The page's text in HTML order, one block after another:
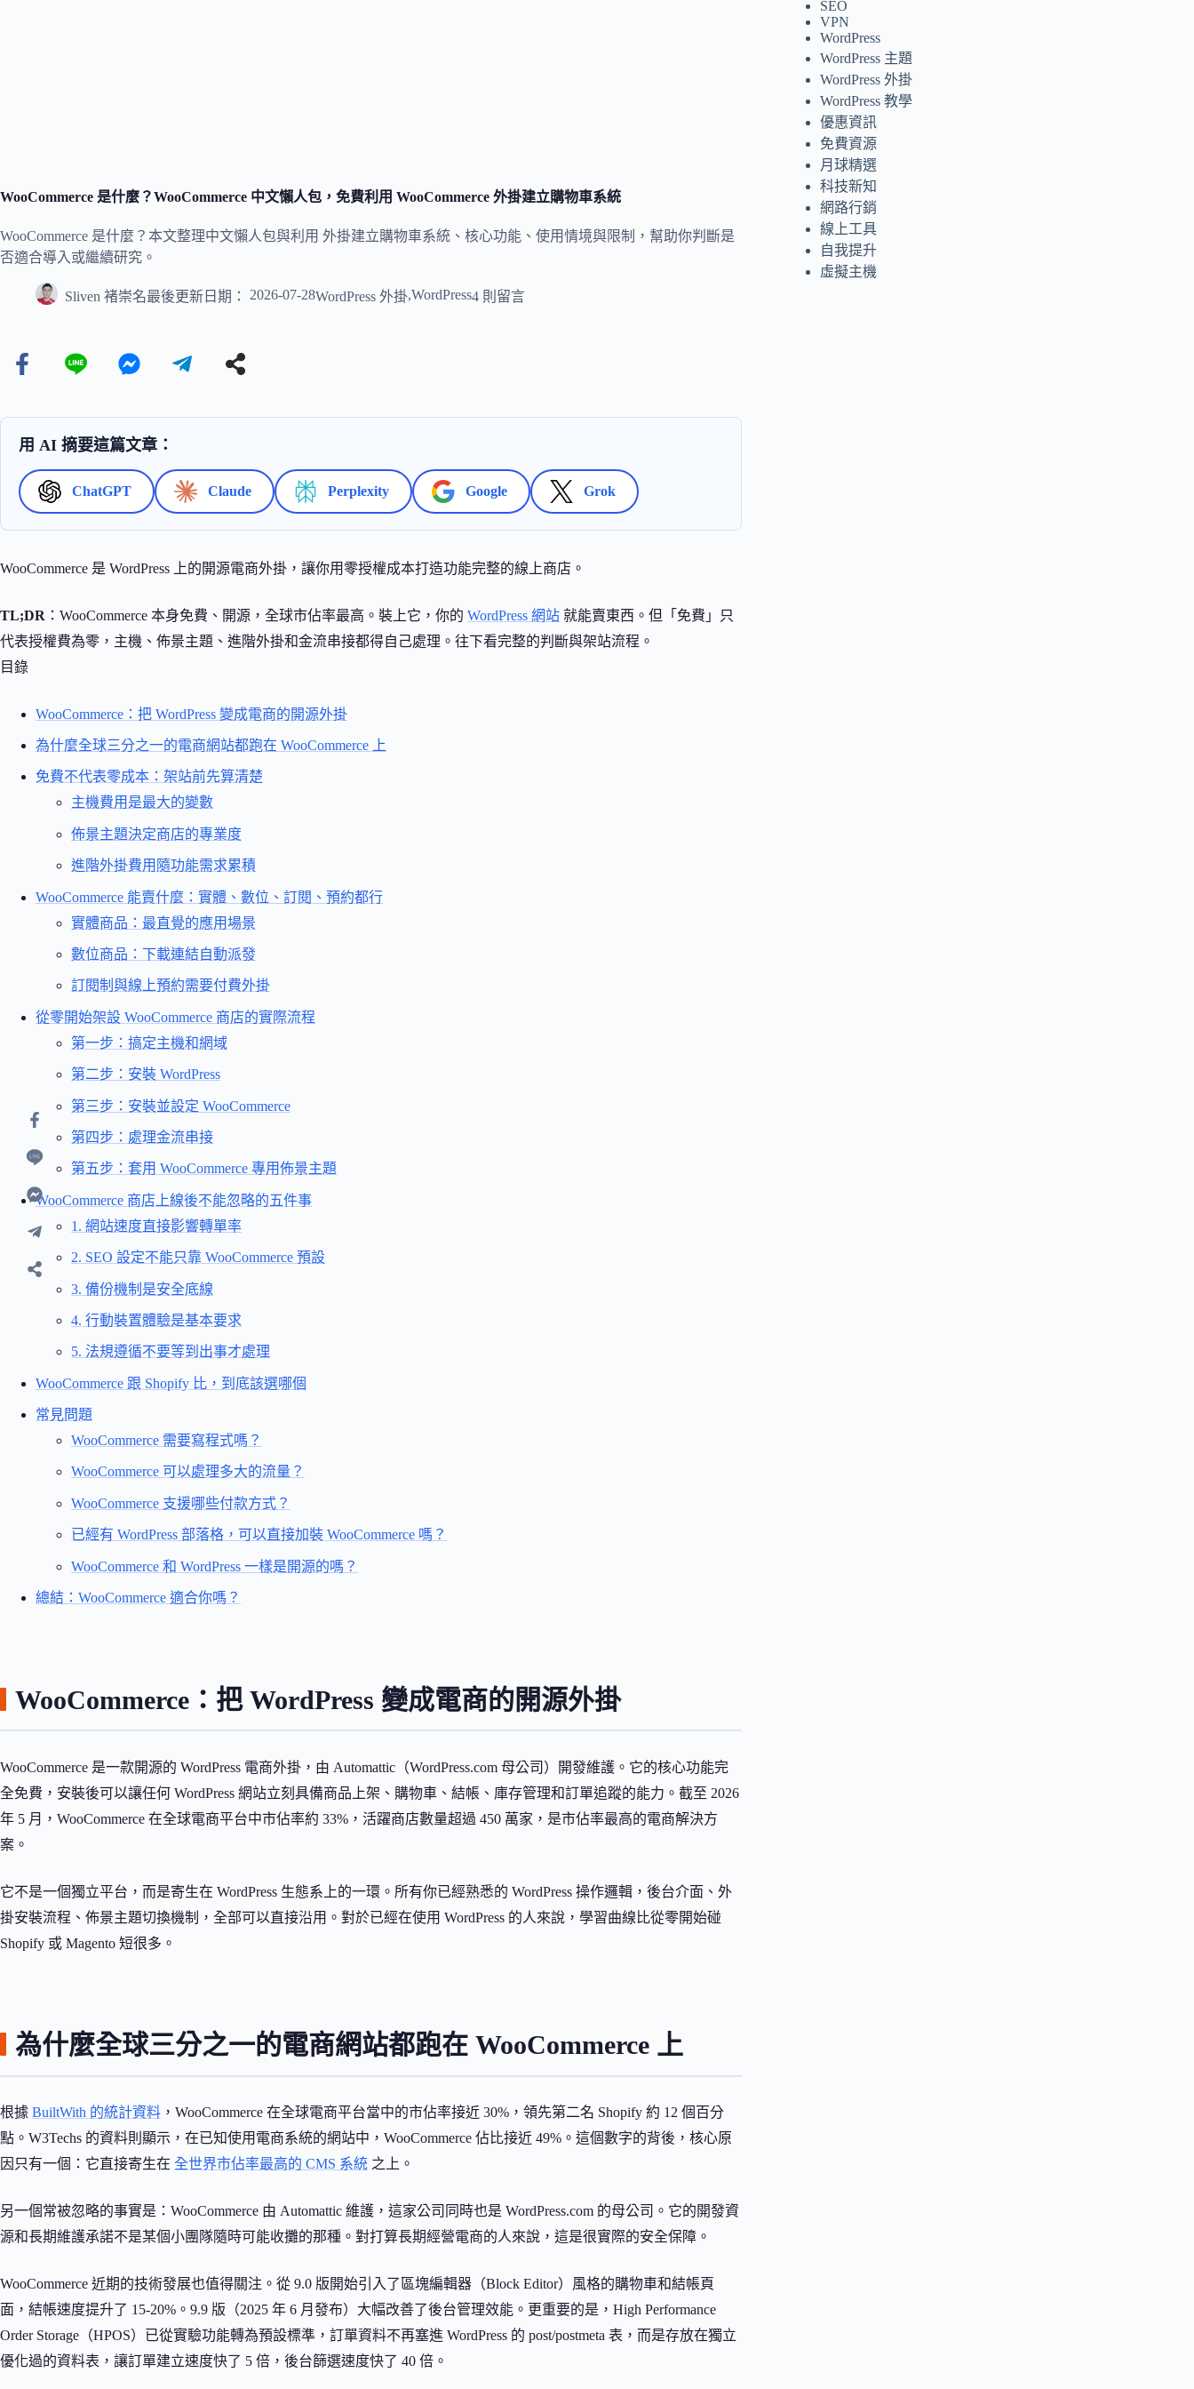
WooCommerce 是什麼？WooCommerce 中文懶人包，免費利用 WooCommerce 外掛建立購物車系統
WooCommerce 是什麼？本文整理中文懶人包與利用 外掛建立購物車系統、核心功能、使用情境與限制，幫助你判斷是
否適合導入或繼續研究。
Sliven 褚崇名最後更新日期： 2026-07-28WordPress 外掛,WordPress4 則留言
用 AI 摘要這篇文章：
ChatGPT Claude Perplexity Google Grok
WooCommerce 是 WordPress 上的開源電商外掛，讓你用零授權成本打造功能完整的線上商店。
TL;DR ：WooCommerce 本身免費、開源，全球市佔率最高。裝上它，你的 WordPress 網站 就能賣東西。但「免費」只
代表授權費為零，主機、佈景主題、進階外掛和金流串接都得自己處理。往下看完整的判斷與架站流程。
目錄
WooCommerce：把 WordPress 變成電商的開源外掛
為什麼全球三分之一的電商網站都跑在 WooCommerce 上
免費不代表零成本：架站前先算清楚
主機費用是最大的變數
佈景主題決定商店的專業度
進階外掛費用隨功能需求累積
WooCommerce 能賣什麼：實體、數位、訂閱、預約都行
實體商品：最直覺的應用場景
數位商品：下載連結自動派發
訂閱制與線上預約需要付費外掛
從零開始架設 WooCommerce 商店的實際流程
第一步：搞定主機和網域
第二步：安裝 WordPress
第三步：安裝並設定 WooCommerce
第四步：處理金流串接
第五步：套用 WooCommerce 專用佈景主題
WooCommerce 商店上線後不能忽略的五件事
1. 網站速度直接影響轉單率
2. SEO 設定不能只靠 WooCommerce 預設
3. 備份機制是安全底線
4. 行動裝置體驗是基本要求
5. 法規遵循不要等到出事才處理
WooCommerce 跟 Shopify 比，到底該選哪個
常見問題
WooCommerce 需要寫程式嗎？
WooCommerce 可以處理多大的流量？
WooCommerce 支援哪些付款方式？
已經有 WordPress 部落格，可以直接加裝 WooCommerce 嗎？
WooCommerce 和 WordPress 一樣是開源的嗎？
總結：WooCommerce 適合你嗎？
WooCommerce：把 WordPress 變成電商的開源外掛
WooCommerce 是一款開源的 WordPress 電商外掛，由 Automattic（WordPress.com 母公司）開發維護。它的核心功能完
全免費，安裝後可以讓任何 WordPress 網站立刻具備商品上架、購物車、結帳、庫存管理和訂單追蹤的能力。截至 2026
年 5 月，WooCommerce 在全球電商平台中市佔率約 33%，活躍商店數量超過 450 萬家，是市佔率最高的電商解決方
案。
它不是一個獨立平台，而是寄生在 WordPress 生態系上的一環。所有你已經熟悉的 WordPress 操作邏輯，後台介面、外
掛安裝流程、佈景主題切換機制，全部可以直接沿用。對於已經在使用 WordPress 的人來說，學習曲線比從零開始碰
Shopify 或 Magento 短很多。
為什麼全球三分之一的電商網站都跑在 WooCommerce 上
根據 BuiltWith 的統計資料 ，WooCommerce 在全球電商平台當中的市佔率接近 30%，領先第二名 Shopify 約 12 個百分
點。W3Techs 的資料則顯示，在已知使用電商系統的網站中，WooCommerce 佔比接近 49%。這個數字的背後，核心原
因只有一個：它直接寄生在 全世界市佔率最高的 CMS 系統 之上。
另一個常被忽略的事實是：WooCommerce 由 Automattic 維護，這家公司同時也是 WordPress.com 的母公司。它的開發資
源和長期維護承諾不是某個小團隊隨時可能收攤的那種。對打算長期經營電商的人來說，這是很實際的安全保障。
WooCommerce 近期的技術發展也值得關注。從 9.0 版開始引入了區塊編輯器（Block Editor）風格的購物車和結帳頁
面，結帳速度提升了 15-20%。9.9 版（2025 年 6 月發布）大幅改善了後台管理效能。更重要的是，High Performance
Order Storage（HPOS）已從實驗功能轉為預設標準，訂單資料不再塞進 WordPress 的 post/postmeta 表，而是存放在獨立
優化過的資料表，讓訂單建立速度快了 5 倍，後台篩選速度快了 40 倍。
SEO
VPN
WordPress
WordPress 主題
WordPress 外掛
WordPress 教學
優惠資訊
免費資源
月球精選
科技新知
網路行銷
線上工具
自我提升
虛擬主機